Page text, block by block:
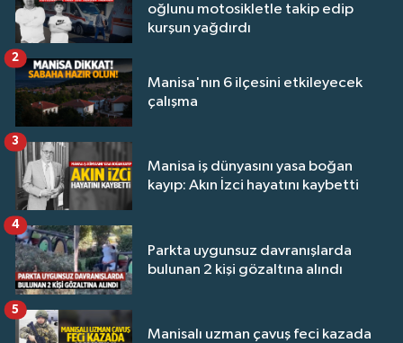
oğlunu motosikletle takip edip
kurşun yağdırdı
Manisa'nın 6 ilçesini etkileyecek
çalışma
2
Manisa iş dünyasını yasa boğan
kayıp: Akın İzci hayatını kaybetti
3
Parkta uygunsuz davranışlarda
bulunan 2 kişi gözaltına alındı
4
Manisalı uzman çavuş feci kazada
5